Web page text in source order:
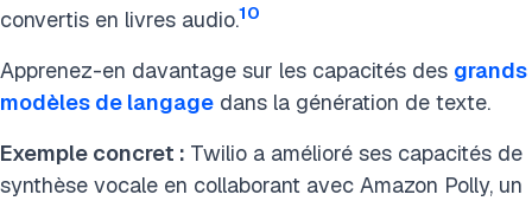
convertis en livres audio.10
Apprenez-en davantage sur les capacités des grands
modèles de langage dans la génération de texte.
Exemple concret : Twilio a amélioré ses capacités de
synthèse vocale en collaborant avec Amazon Polly, un